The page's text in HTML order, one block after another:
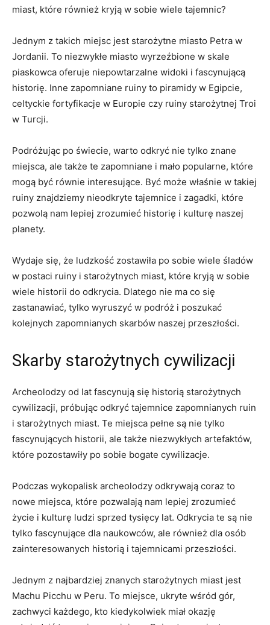
miast,​ które również⁤ kryją w ‍sobie⁣ wiele tajemnic?
Jednym ​z takich miejsc jest‍ starożytne⁤ miasto Petra w
Jordanii. To niezwykłe ⁢miasto wyrzeźbione w skale
piaskowca ⁤oferuje niepowtarzalne ​widoki i ‌fascynującą
historię.⁢ Inne zapomniane ruiny to piramidy w Egipcie,
celtyckie fortyfikacje w Europie czy ruiny⁤ starożytnej Troi
w Turcji.
Podróżując po świecie, warto ‍odkryć nie tylko znane
miejsca, ale także te zapomniane i mało popularne, które
mogą być​ równie interesujące. Być może właśnie w takiej
ruiny znajdziemy nieodkryte tajemnice i zagadki, które
pozwolą nam lepiej zrozumieć historię i kulturę naszej
planety.
Wydaje⁤ się, że ludzkość zostawiła po sobie wiele śladów
w‌ postaci ruiny i starożytnych miast, ​które kryją w sobie
wiele historii do odkrycia. ‌Dlatego nie ma co się
zastanawiać, ⁣tylko wyruszyć w⁢ podróż i poszukać
kolejnych zapomnianych ​skarbów ⁣naszej przeszłości.
Skarby starożytnych cywilizacji
Archeolodzy od lat fascynują się historią starożytnych
cywilizacji, próbując odkryć tajemnice zapomnianych ruin
i starożytnych miast. Te ⁤miejsca pełne są nie tylko
fascynujących historii, ale także​ niezwykłych artefaktów,
⁣które pozostawiły po sobie bogate cywilizacje.
Podczas wykopalisk archeolodzy odkrywają coraz⁤ to
‍nowe miejsca,⁢ które pozwalają nam lepiej zrozumieć‍
życie​ i kulturę ludzi sprzed tysięcy lat. Odkrycia te są nie
tylko fascynujące dla naukowców, ale również ⁤dla osób
zainteresowanych historią i tajemnicami przeszłości.
Jednym z najbardziej znanych starożytnych miast jest
Machu Picchu w Peru. To miejsce, ukryte wśród gór,
zachwyci każdego, kto kiedykolwiek miał okazję